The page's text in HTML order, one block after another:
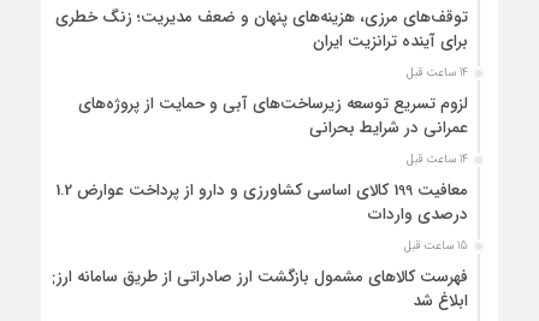
توقف‌های مرزی، هزینه‌های پنهان و ضعف مدیریت؛ زنگ خطری
برای آینده ترانزیت ایران
14 ساعت قبل
لزوم تسریع توسعه زیرساخت‌های آبی و حمایت از پروژه‌های
عمرانی در شرایط بحرانی
14 ساعت قبل
معافیت 199 کالای اساسی کشاورزی و دارو از پرداخت عوارض 1.2
درصدی واردات
15 ساعت قبل
فهرست کالاهای مشمول بازگشت ارز صادراتی از طریق سامانه ارزی
ابلاغ شد